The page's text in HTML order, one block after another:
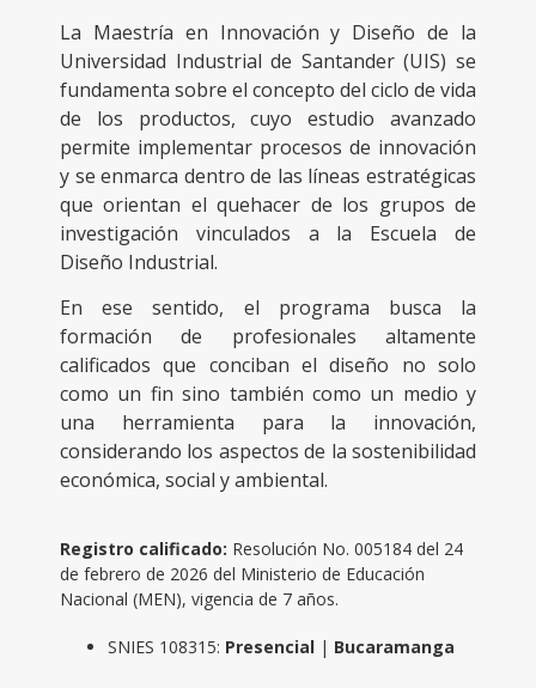
La Maestría en Innovación y Diseño de la
Universidad Industrial de Santander (UIS) se
fundamenta sobre el concepto del ciclo de vida
de los productos, cuyo estudio avanzado
permite implementar procesos de innovación
y se enmarca dentro de las líneas estratégicas
que orientan el quehacer de los grupos de
investigación vinculados a la Escuela de
Diseño Industrial.
En ese sentido, el programa busca la
formación de profesionales altamente
calificados que conciban el diseño no solo
como un fin sino también como un medio y
una herramienta para la innovación,
considerando los aspectos de la sostenibilidad
económica, social y ambiental.
Registro calificado: Resolución No. 005184 del 24
de febrero de 2026 del Ministerio de Educación
Nacional (MEN), vigencia de 7 años.
SNIES 108315: Presencial | Bucaramanga